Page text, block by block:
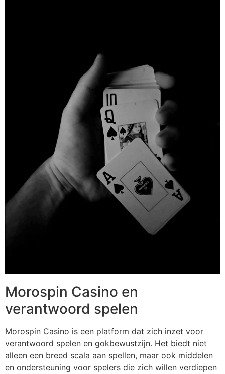
Morospin Casino en
verantwoord spelen
Morospin Casino is een platform dat zich inzet voor
verantwoord spelen en gokbewustzijn. Het biedt niet
alleen een breed scala aan spellen, maar ook middelen
en ondersteuning voor spelers die zich willen verdiepen